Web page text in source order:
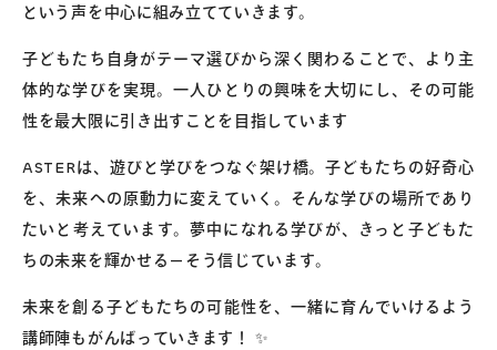
という声を中心に組み立てていきます。
子どもたち自身がテーマ選びから深く関わることで、より主
体的な学びを実現。一人ひとりの興味を大切にし、その可能
性を最大限に引き出すことを目指しています
ASTERは、遊びと学びをつなぐ架け橋。子どもたちの好奇心
を、未来への原動力に変えていく。そんな学びの場所であり
たいと考えています。夢中になれる学びが、きっと子どもた
ちの未来を輝かせる—そう信じています。
未来を創る子どもたちの可能性を、一緒に育んでいけるよう
講師陣もがんばっていきます！ ✨